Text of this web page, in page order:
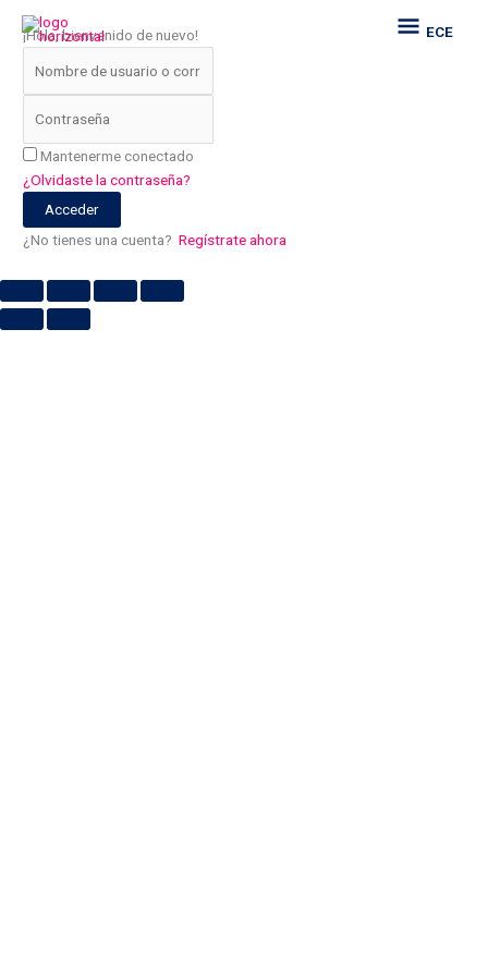
ECEECE
¡Hola, bienvenido de nuevo!
Mantenerme conectado
¿Olvidaste la contraseña?
Acceder
¿No tienes una cuenta?Regístrate ahora